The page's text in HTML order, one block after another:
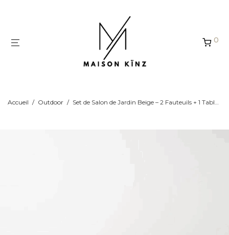
0
Accueil / Outdoor / Set de Salon de Jardin Beige – 2 Fauteuils + 1 Table – Structure Acier